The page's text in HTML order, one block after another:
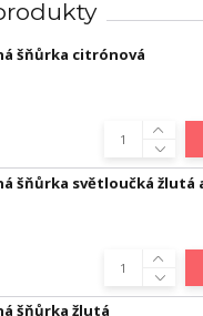
šňůrka citrónová
šňůrka světloučká žlutá
šňůrka žlutá